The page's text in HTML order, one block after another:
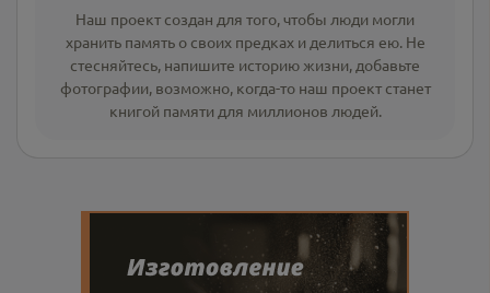
Наш проект создан для того, чтобы люди могли
хранить память о своих предках и делиться ею. Не
стесняйтесь, напишите историю жизни, добавьте
фотографии, возможно, когда-то наш проект станет
книгой памяти для миллионов людей.